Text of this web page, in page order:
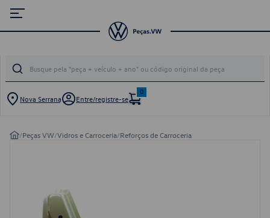
Nova Serrana Entre/registre-se
0
/Peças VW/Vidros e Carroceria/Reforços de Carroceria